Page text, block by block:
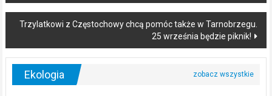
navigation
Trzylatkowi z Częstochowy chcą pomóc także w Tarnobrzegu.
25 września będzie piknik!
Ekologia